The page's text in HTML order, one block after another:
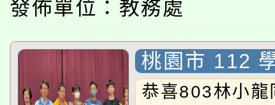
開!
115年桃園市運動會8/
田徑場及游泳池舉行。
桃園市低收入戶享有免
發佈單位：教務處
桃園市 112
英語單字競賽
恭喜803林小龍